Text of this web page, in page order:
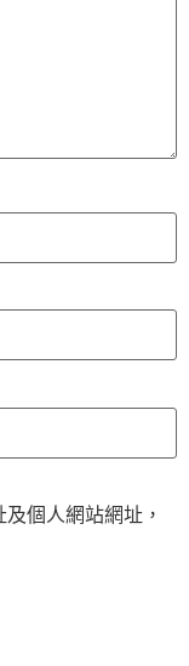
個人網站網址，